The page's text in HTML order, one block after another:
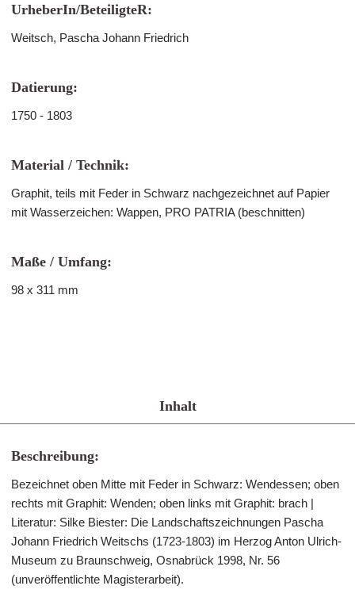
UrheberIn/BeteiligteR:
Weitsch, Pascha Johann Friedrich
Datierung:
1750 - 1803
Material / Technik:
Graphit, teils mit Feder in Schwarz nachgezeichnet auf Papier
mit Wasserzeichen: Wappen, PRO PATRIA (beschnitten)
Maße / Umfang:
98 x 311 mm
Inhalt
Beschreibung:
Bezeichnet oben Mitte mit Feder in Schwarz: Wendessen; oben
rechts mit Graphit: Wenden; oben links mit Graphit: brach |
Literatur: Silke Biester: Die Landschaftszeichnungen Pascha
Johann Friedrich Weitschs (1723-1803) im Herzog Anton Ulrich-
Museum zu Braunschweig, Osnabrück 1998, Nr. 56
(unveröffentlichte Magisterarbeit).